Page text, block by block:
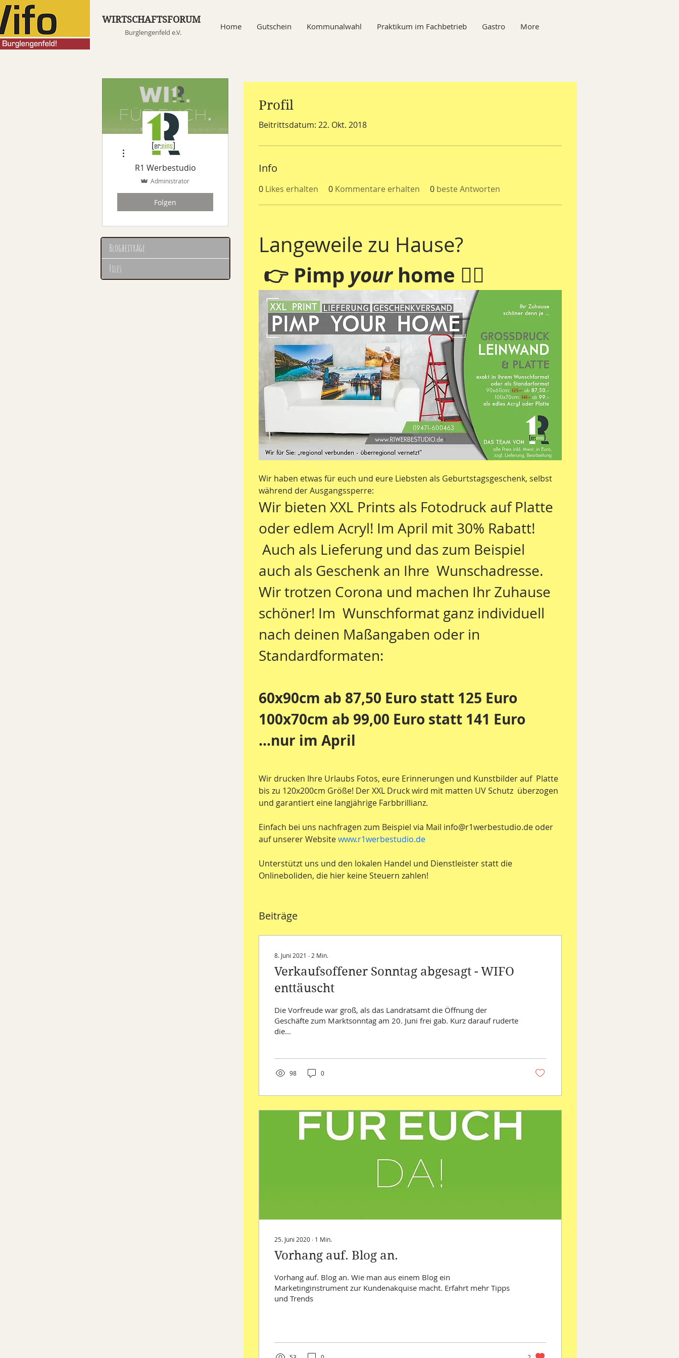
WIRTSCHAFTSFORUM
Burglengenfeld e.V.
Home Gutschein Kommunalwahl Praktikum im Fachbetrieb Gastro More
Profil
Beitrittsdatum: 22. Okt. 2018
Info
0 Likes erhalten 0 Kommentare erhalten 0 beste Antworten
Langeweile zu Hause?
👉 Pimp your home 🦸‍♂️
Wir haben etwas für euch und eure Liebsten als Geburtstagsgeschenk, selbst
während der Ausgangssperre:
Wir bieten XXL Prints als Fotodruck auf Platte
oder edlem Acryl! Im April mit 30% Rabatt!
auch als Geschenk an Ihre  Wunschadresse.
Wir trotzen Corona und machen Ihr Zuhause
schöner! Im  Wunschformat ganz individuell
nach deinen Maßangaben oder in
Standardformaten:
60x90cm ab 87,50 Euro statt 125 Euro
100x70cm ab 99,00 Euro statt 141 Euro
...nur im April
Wir drucken Ihre Urlaubs Fotos, eure Erinnerungen und Kunstbilder auf  Platte
bis zu 120x200cm Größe! Der XXL Druck wird mit matten UV Schutz  überzogen
und garantiert eine langjährige Farbbrillianz.
Einfach bei uns nachfragen zum Beispiel via Mail info@r1werbestudio.de oder
auf unserer Website www.r1werbestudio.de
Unterstützt uns und den lokalen Handel und Dienstleister statt die
Onlineboliden, die hier keine Steuern zahlen!
Beiträge
8. Juni 2021 ∙2 Min.
Verkaufsoffener Sonntag abgesagt - WIFO
enttäuscht
Die Vorfreude war groß, als das Landratsamt die Öffnung der
Geschäfte zum Marktsonntag am 20. Juni frei gab. Kurz darauf ruderte
die...
98 0
25. Juni 2020 ∙ 1 Min.
Vorhang auf. Blog an.
Vorhang auf. Blog an. Wie man aus einem Blog ein
Marketinginstrument zur Kundenakquise macht. Erfahrt mehr Tipps
und Trends
R1 Werbestudio
Administrator
Folgen
Weitere Optionen
Blogbeiträge
Files